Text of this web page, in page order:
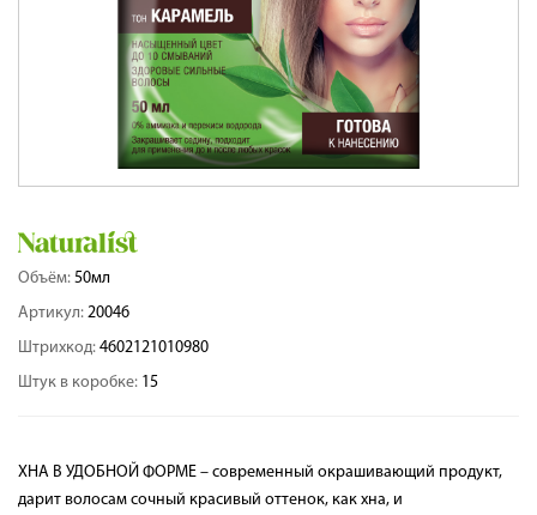
Объём: 50мл
Артикул: 20046
Штрихкод: 4602121010980
Штук в коробке: 15
ХНА В УДОБНОЙ ФОРМЕ – современный окрашивающий продукт,
дарит волосам сочный красивый оттенок, как хна, и